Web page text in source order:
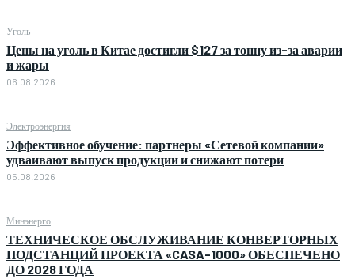
Уголь
Цены на уголь в Китае достигли $127 за тонну из-за аварии
и жары
06.08.2026
Электроэнергия
Эффективное обучение: партнеры «Сетевой компании»
удваивают выпуск продукции и снижают потери
05.08.2026
Минэнерго
ТЕХНИЧЕСКОЕ ОБСЛУЖИВАНИЕ КОНВЕРТОРНЫХ
ПОДСТАНЦИЙ ПРОЕКТА «CASA-1000» ОБЕСПЕЧЕНО
ДО 2028 ГОДА